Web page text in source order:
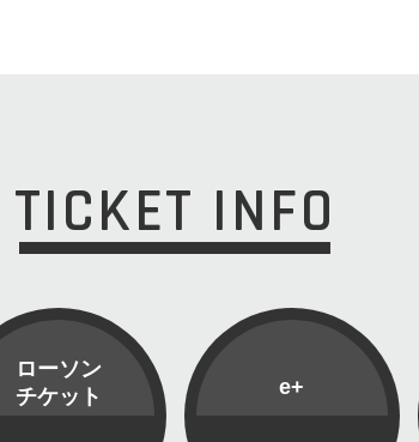
TICKET INFO
ローソン
チケット
e+